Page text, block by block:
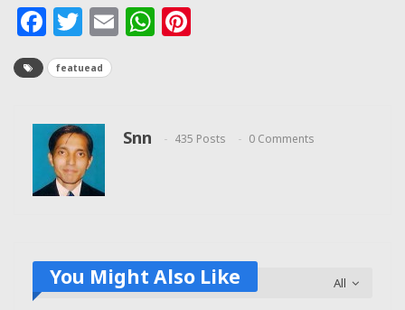
Facebook
Twitter
EmailWhatsApp
featuead
Snn 435 Posts 0 Comments
All
You Might Also Like